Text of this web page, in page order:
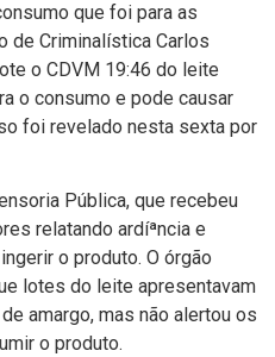
que foi para as
de Criminalí­stica Carlos
o CDVM 19:46 do leite
o consumo e pode causar
foi revelado nesta sexta por
Pública, que recebeu
relatando ardíªncia e
o produto. O órgão
lotes do leite apresentavam
amargo, mas não alertou os
o produto.